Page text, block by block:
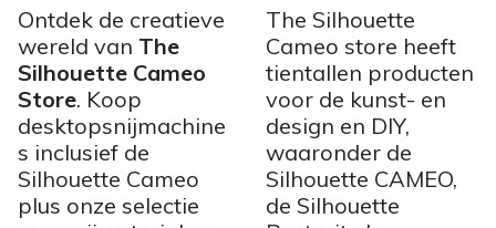
Ontdek de creatieve
wereld van The
Silhouette Cameo
Store. Koop
desktopsnijmachine
s inclusief de
Silhouette Cameo
plus onze selectie
The Silhouette
Cameo store heeft
tientallen producten
voor de kunst- en
design en DIY,
waaronder de
Silhouette CAMEO,
de Silhouette